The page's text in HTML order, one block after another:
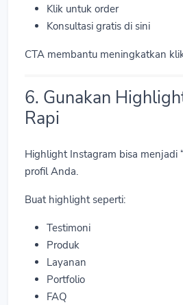
Klik untuk order
Konsultasi gratis di sini
CTA membantu meningkatkan
6. Gunakan
Rapi
Highlight Instagram bisa menjadi
profil Anda.
Buat highlight seperti:
Testimoni
Produk
Layanan
Portfolio
FAQ